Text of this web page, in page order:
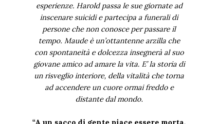
esperienze. Harold passa le sue giornate ad
inscenare suicidi e partecipa a funerali di
persone che non conosce per passare il
tempo. Maude è un’ottantenne arzilla che
con spontaneità e dolcezza insegnerà al suo
giovane amico ad amare la vita. E’ la storia di
un risveglio interiore, della vitalità che torna
ad accendere un cuore ormai freddo e
distante dal mondo.
“A un sacco di gente piace essere morta,